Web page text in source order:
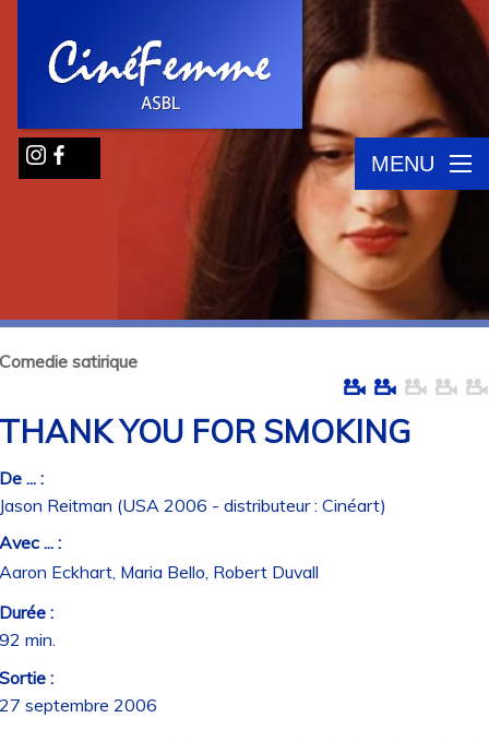
MENU
satirique
YOU FOR SMOKING
... :
Reitman (USA 2006 - distributeur : Cinéart)
... :
Eckhart, Maria Bello, Robert Duvall
:
min.
:
septembre 2006